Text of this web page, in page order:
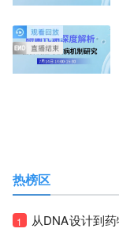
热榜区
1